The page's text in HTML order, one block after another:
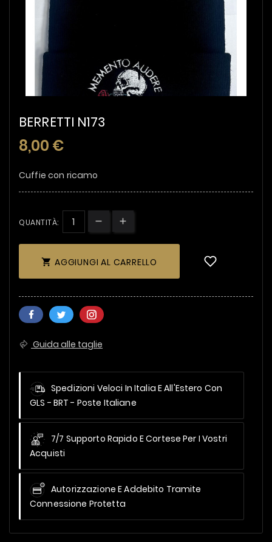
BERRETTI N173
8,00 €
Cuffie con ricamo
QUANTITÀ:
 AGGIUNGI AL CARRELLO
Guida alle taglie
Spedizioni Veloci In Italia E All'Estero Con
GLS - BRT - Poste Italiane
7/7 Supporto Rapido E Cortese Per I Vostri
Acquisti
Autorizzazione E Addebito Tramite
Connessione Protetta